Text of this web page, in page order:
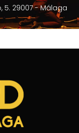
5. 29007 - Málaga